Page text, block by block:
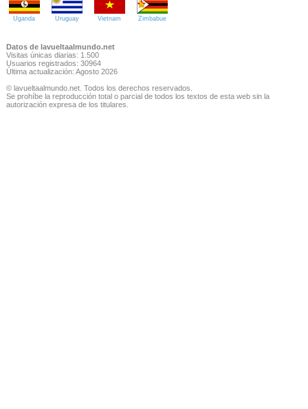
Uganda Uruguay Vietnam Zimbabue
Datos de lavueltaalmundo.net
Visitas únicas diarias: 1.500
Usuarios registrados: 30964
Última actualización: Agosto 2026
© lavueltaalmundo.net. Todos los derechos reservados.
Se prohíbe la reproducción total o parcial de todos los textos de esta web sin la
autorización expresa de los titulares.